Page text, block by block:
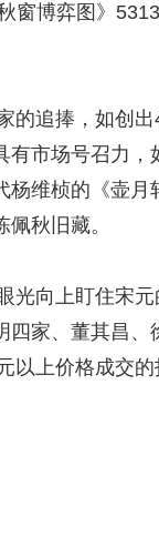
博弈图》
追捧，如创出
市场号召力，
维桢的《壶
秋旧藏。
向上盯住宋元
家、董其昌
以上价格成交